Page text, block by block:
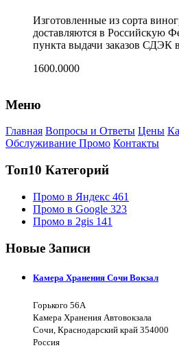
Изготовленные из сорта
доставляются в Российскую
пункта выдачи заказов СДЭК
1600.0000
Меню
Главная Вопросы и Ответы Цены
Обслуживание Промо Контакты
Топ10 Категорий
Промо в Яндекс 461
Промо в Google 323
Промо в 2gis 141
Новые Записи
Камера Хранения Сочи Вокзал
Горького 56А
Камера Хранения Автовокзала
Сочи, Краснодарский край 354000
Россия